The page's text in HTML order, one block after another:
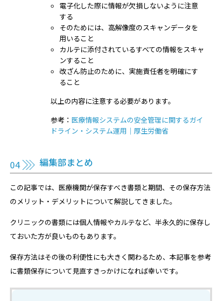
電子化した際に情報が欠損しないように注意
する
そのためには、高解像度のスキャンデータを
用いること
カルテに添付されているすべての情報をスキャ
ンすること
改ざん防止のために、実施責任者を明確にす
ること
以上の内容に注意する必要があります。
参考： 医療情報システムの安全管理に関するガイ
ドライン・システム運用｜厚生労働省
編集部まとめ
この記事では、医療機関が保存すべき書類と期間、その保存方法
のメリット・デメリットについて解説してきました。
クリニックの書類には個人情報やカルテなど、半永久的に保存し
ておいた方が良いものもあります。
保存方法はその後の利便性にも大きく関わるため、本記事を参考
に書類保存について見直すきっかけになれば幸いです。